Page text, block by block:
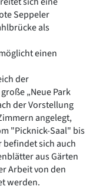
Seppeler
als
einen
der
„Neue Park
der Vorstellung
angelegt,
"Picknick-Saal" bis
sich auch
aus Gärten
Arbeit von den
werden.